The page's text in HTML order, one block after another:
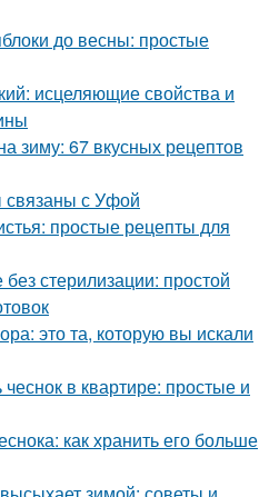
до весны: простые
исцеляющие свойства и
зиму: 67 вкусных рецептов
с Уфой
простые рецепты для
стерилизации: простой
это та, которую вы искали
в квартире: простые и
как хранить его больше